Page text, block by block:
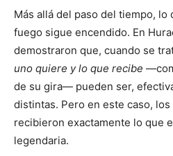
Más allá del paso del tiempo, lo
fuego sigue encendido. En
demostraron que, cuando se
uno quiere y lo que recibe
de su gira— pueden ser,
distintas. Pero en este caso,
recibieron exactamente lo que
legendaria.